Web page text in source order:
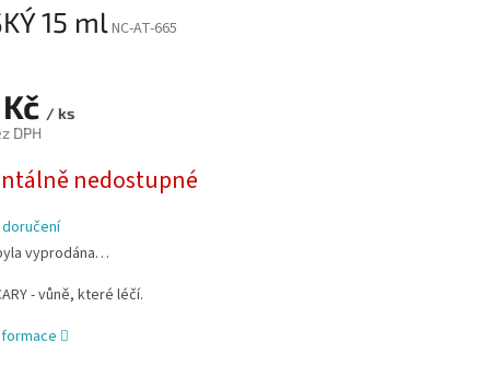
15 mlNC-AT-665
/ ks
DPH
nedostupné
vyprodána…
- vůně, které léčí.